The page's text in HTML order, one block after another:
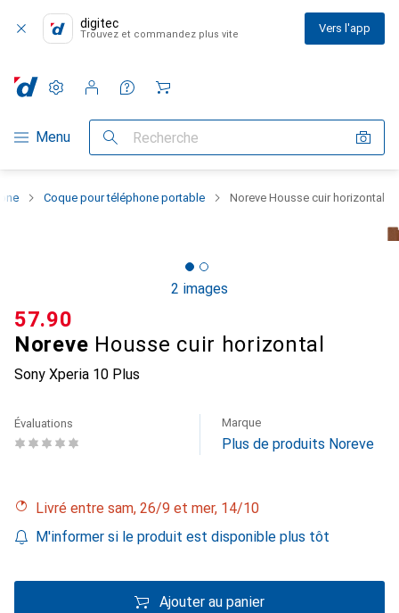
digitec
Trouvez et commandez plus vite Vers l'app
Navigation par catégorie
Menu Recherche
Paramètres
Compte client
Listes de comparaison
Listes d'envies
Panier
Coque pour téléphone portable Noreve Housse cuir horizontal
2 images
Noreve Housse cuir horizontal
Sony Xperia 10 Plus
CHF
57.90
Évaluations Marque
Plus de produits Noreve
Livré entre sam, 26/9 et mer, 14/10
M'informer si le produit est disponible plus tôt
Ajouter au panier